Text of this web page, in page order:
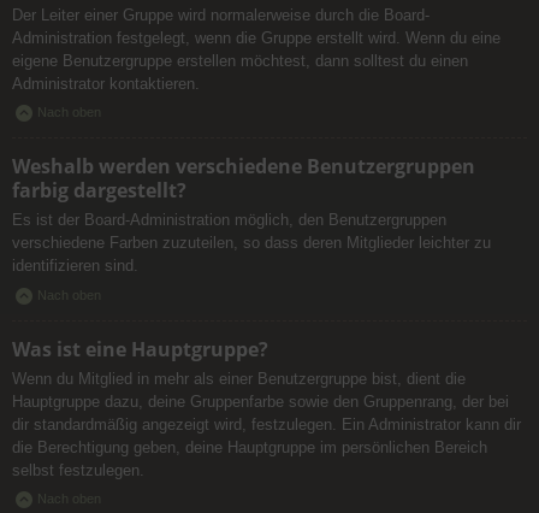
Der Leiter einer Gruppe wird normalerweise durch die Board-
Administration festgelegt, wenn die Gruppe erstellt wird. Wenn du eine
eigene Benutzergruppe erstellen möchtest, dann solltest du einen
Administrator kontaktieren.
Nach oben
Weshalb werden verschiedene Benutzergruppen
farbig dargestellt?
Es ist der Board-Administration möglich, den Benutzergruppen
verschiedene Farben zuzuteilen, so dass deren Mitglieder leichter zu
identifizieren sind.
Nach oben
Was ist eine Hauptgruppe?
Wenn du Mitglied in mehr als einer Benutzergruppe bist, dient die
Hauptgruppe dazu, deine Gruppenfarbe sowie den Gruppenrang, der bei
dir standardmäßig angezeigt wird, festzulegen. Ein Administrator kann dir
die Berechtigung geben, deine Hauptgruppe im persönlichen Bereich
selbst festzulegen.
Nach oben